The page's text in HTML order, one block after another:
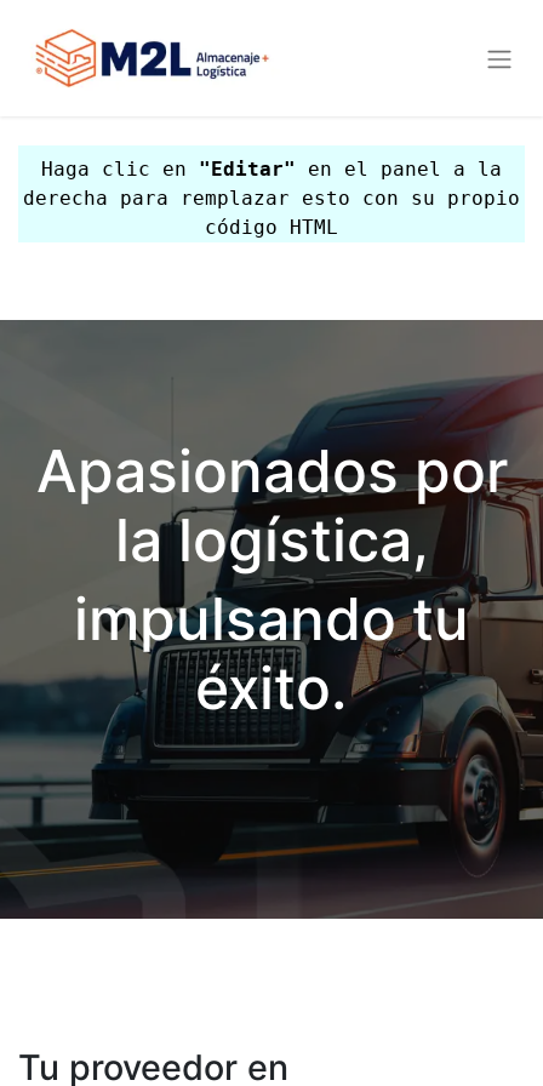
Haga clic en "Editar"
en el panel a la
derecha para remplazar esto con su propio
código HTML
Apasionados por
la logística,
impulsando tu
éxito.
Tu proveedor en